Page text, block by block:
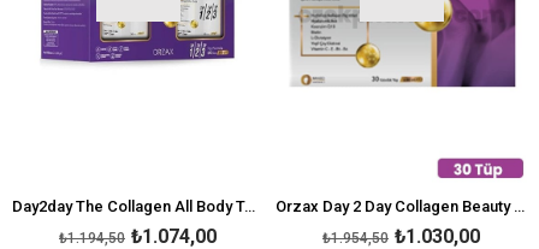
Day2day The Collagen All Body Toz 300 gr - 1 Alana 1 Bedava
₺1.074,00
₺1.194,50
Orzax Day 2 Day Collagen Beauty Plus 30 Tüp
₺1.030,00
₺1.954,50